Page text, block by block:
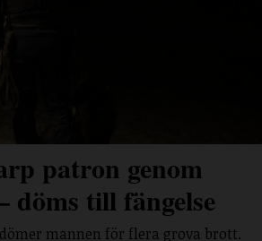
patron genom
döms till fängelse
mannen för flera grova brott.